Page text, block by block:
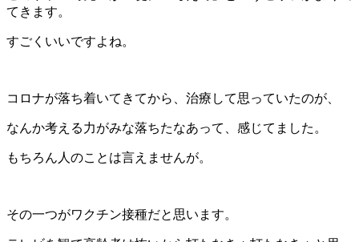
てきます。
すごくいいですよね。
コロナが落ち着いてきてから、治療して思っていたのが、
なんか考える力がみな落ちたなあって、感じてました。
もちろん人のことは言えませんが。
その一つがワクチン接種だと思います。